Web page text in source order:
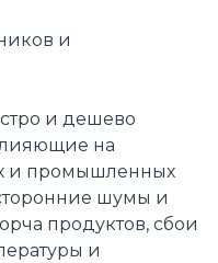
и
и дешево
на
и промышленных
шумы и
продуктов, сбои
и